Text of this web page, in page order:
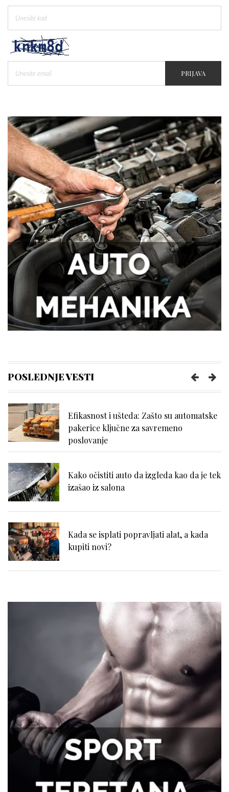
PRIJAVA
POSLEDNJE VESTI
Tegobe sa sinusima koje muškarci
najčešće trpe bez odlaska kod lekara
Kako kancelarija postaje mesto
efikasnosti i mentalne jasnoće?
Efikasnost i ušteda: Zašto su automatske
pakerice ključne za savremeno
poslovanje
Kako očistiti auto da izgleda kao da je tek
izašao iz salona
Kada se isplati popravljati alat, a kada
kupiti novi?
potcenjuju?
Zdravlje zuba i samopouzdanje: Zašto je
osmeh ključan za svakog muškarca
Tegobe sa sinusima koje muškarci
najčešće trpe bez odlaska kod lekara
Kako kancelarija postaje mesto
efikasnosti i mentalne jasnoće?